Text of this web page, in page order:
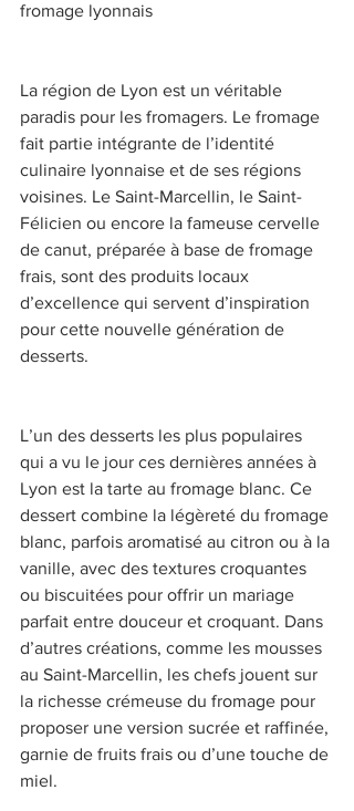
fromage lyonnais
La région de Lyon est un véritable
paradis pour les fromagers. Le fromage
fait partie intégrante de l’identité
culinaire lyonnaise et de ses régions
voisines. Le Saint-Marcellin, le Saint-
Félicien ou encore la fameuse cervelle
de canut, préparée à base de fromage
frais, sont des produits locaux
d’excellence qui servent d’inspiration
pour cette nouvelle génération de
desserts.
L’un des desserts les plus populaires
qui a vu le jour ces dernières années à
Lyon est la tarte au fromage blanc. Ce
dessert combine la légèreté du fromage
blanc, parfois aromatisé au citron ou à la
vanille, avec des textures croquantes
ou biscuitées pour offrir un mariage
parfait entre douceur et croquant. Dans
d’autres créations, comme les mousses
au Saint-Marcellin, les chefs jouent sur
la richesse crémeuse du fromage pour
proposer une version sucrée et raffinée,
garnie de fruits frais ou d’une touche de
miel.